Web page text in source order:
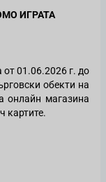
ИГРАТА
01.06.2026 г. до
обекти на
онлайн магазина
картите.